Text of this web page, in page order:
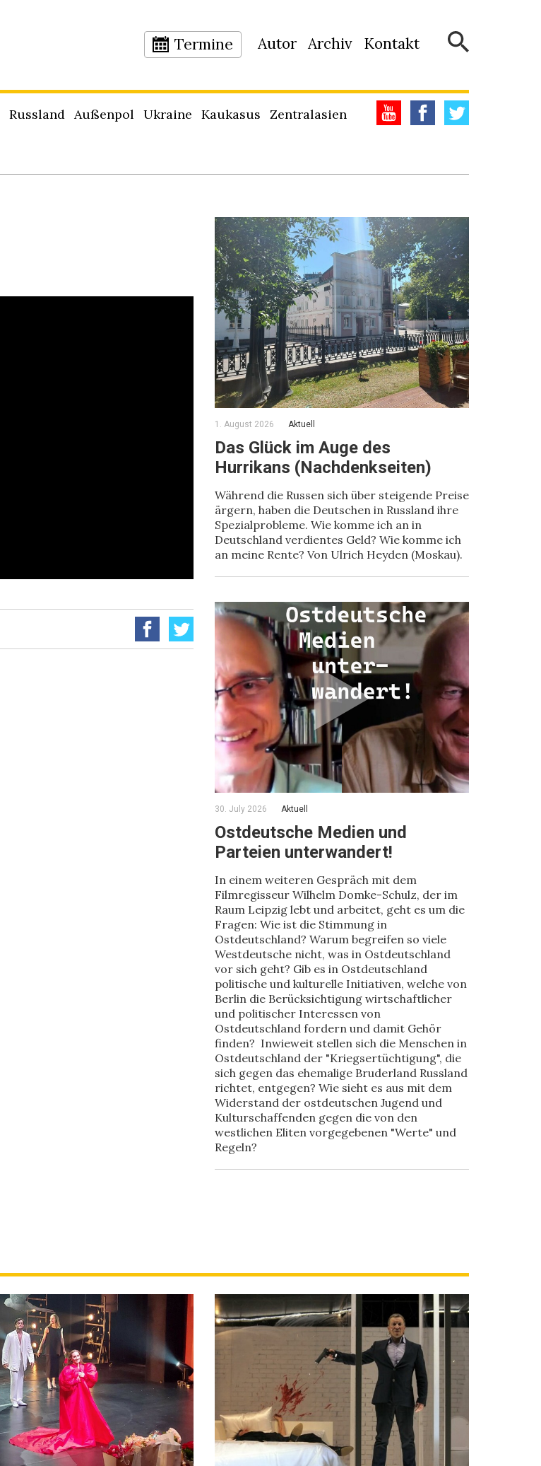
Termine Autor Archiv Kontakt
Russland Außenpol Ukraine Kaukasus Zentralasien
1. August 2026 Aktuell
Das Glück im Auge des
Hurrikans (Nachdenkseiten)
Während die Russen sich über steigende Preise
ärgern, haben die Deutschen in Russland ihre
Spezialprobleme. Wie komme ich an in
Deutschland verdientes Geld? Wie komme ich
an meine Rente? Von Ulrich Heyden (Moskau).
30. July 2026 Aktuell
Ostdeutsche Medien und
Parteien unterwandert!
In einem weiteren Gespräch mit dem
Filmregisseur Wilhelm Domke-Schulz, der im
Raum Leipzig lebt und arbeitet, geht es um die
Fragen: Wie ist die Stimmung in
Ostdeutschland? Warum begreifen so viele
Westdeutsche nicht, was in Ostdeutschland
vor sich geht? Gib es in Ostdeutschland
politische und kulturelle Initiativen, welche von
Berlin die Berücksichtigung wirtschaftlicher
und politischer Interessen von
Ostdeutschland fordern und damit Gehör
finden? Inwieweit stellen sich die Menschen in
Ostdeutschland der "Kriegsertüchtigung", die
sich gegen das ehemalige Bruderland Russland
richtet, entgegen? Wie sieht es aus mit dem
Widerstand der ostdeutschen Jugend und
Kulturschaffenden gegen die von den
westlichen Eliten vorgegebenen "Werte" und
Regeln?